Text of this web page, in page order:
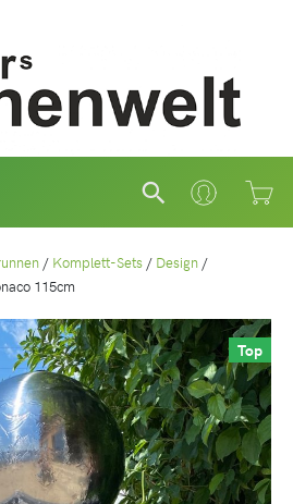
Suchen
/ Komplett-Sets / Design /
115cm
Top